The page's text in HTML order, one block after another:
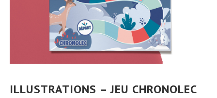
ILLUSTRATIONS – JEU CHRONOLEC